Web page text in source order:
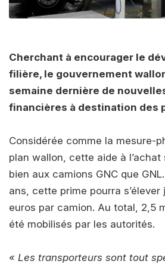
Cherchant à encourager le
filière, le gouvernement
semaine dernière de
financières à destination des
Considérée comme la mesure-
plan wallon, cette aide à l’achat
bien aux camions GNC que
ans, cette prime pourra s’élever
euros par camion. Au total, 2,5
été mobilisés par les autorités.
« Les transporteurs sont tout